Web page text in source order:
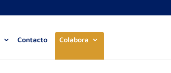
Contacto Colabora